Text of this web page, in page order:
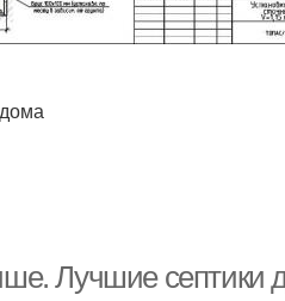
Лучшие септики